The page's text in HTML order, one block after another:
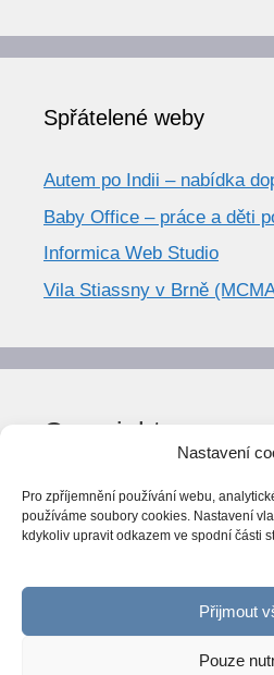
Nastavení
Pro zpříjemnění používání webu,
používáme soubory cookies. Nastavení
kdykoliv upravit odkazem ve spodní části
Přijmout
Pouze
Spřátelené weby
Autem po Indii – nabídka
Baby Office – práce a děti
Informica Web Studio
Vila Stiassny v Brně
Copyright
© World Trend 2014-2026
Všechna práva vyhrazena.
CC BY-NC 4.0
ováno